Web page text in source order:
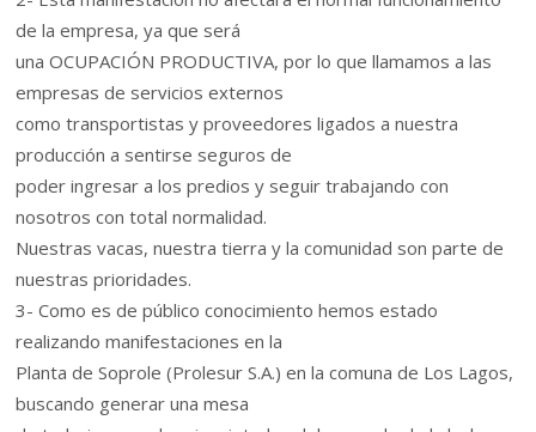
de la empresa, ya que será
una OCUPACIÓN PRODUCTIVA, por lo que llamamos a las
empresas de servicios externos
como transportistas y proveedores ligados a nuestra
producción a sentirse seguros de
poder ingresar a los predios y seguir trabajando con
nosotros con total normalidad.
Nuestras vacas, nuestra tierra y la comunidad son parte de
nuestras prioridades.
3- Como es de público conocimiento hemos estado
realizando manifestaciones en la
Planta de Soprole (Prolesur S.A.) en la comuna de Los Lagos,
buscando generar una mesa